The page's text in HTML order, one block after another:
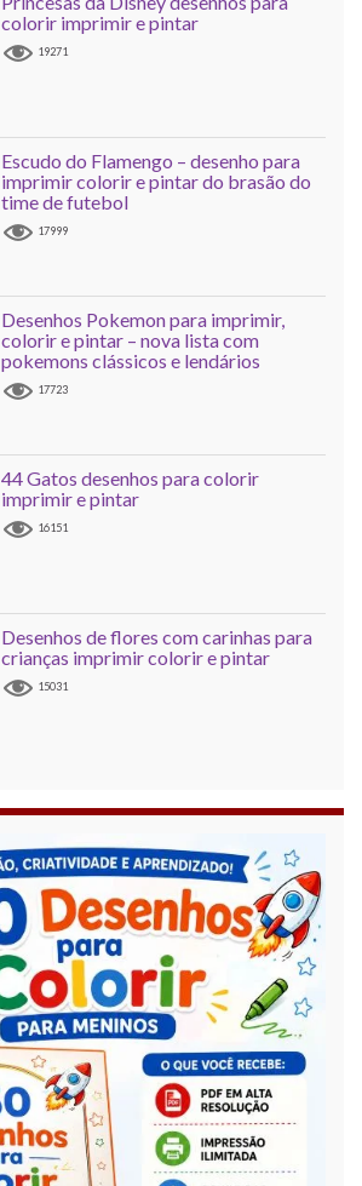
colorir imprimir e pintar
19271
Escudo do Flamengo – desenho para
imprimir colorir e pintar do brasão do
time de futebol
17999
Desenhos Pokemon para imprimir,
colorir e pintar – nova lista com
pokemons clássicos e lendários
17723
44 Gatos desenhos para colorir
imprimir e pintar
16151
Desenhos de flores com carinhas para
crianças imprimir colorir e pintar
15031